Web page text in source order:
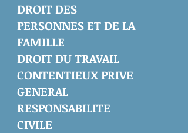
DROIT DES
PERSONNES ET DE LA
FAMILLE
DROIT DU TRAVAIL
CONTENTIEUX PRIVE
GENERAL
RESPONSABILITE
CIVILE